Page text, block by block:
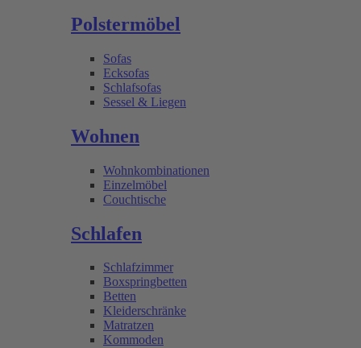
Polstermöbel
Sofas
Ecksofas
Schlafsofas
Sessel & Liegen
Wohnen
Wohnkombinationen
Einzelmöbel
Couchtische
Schlafen
Schlafzimmer
Boxspringbetten
Betten
Kleiderschränke
Matratzen
Kommoden